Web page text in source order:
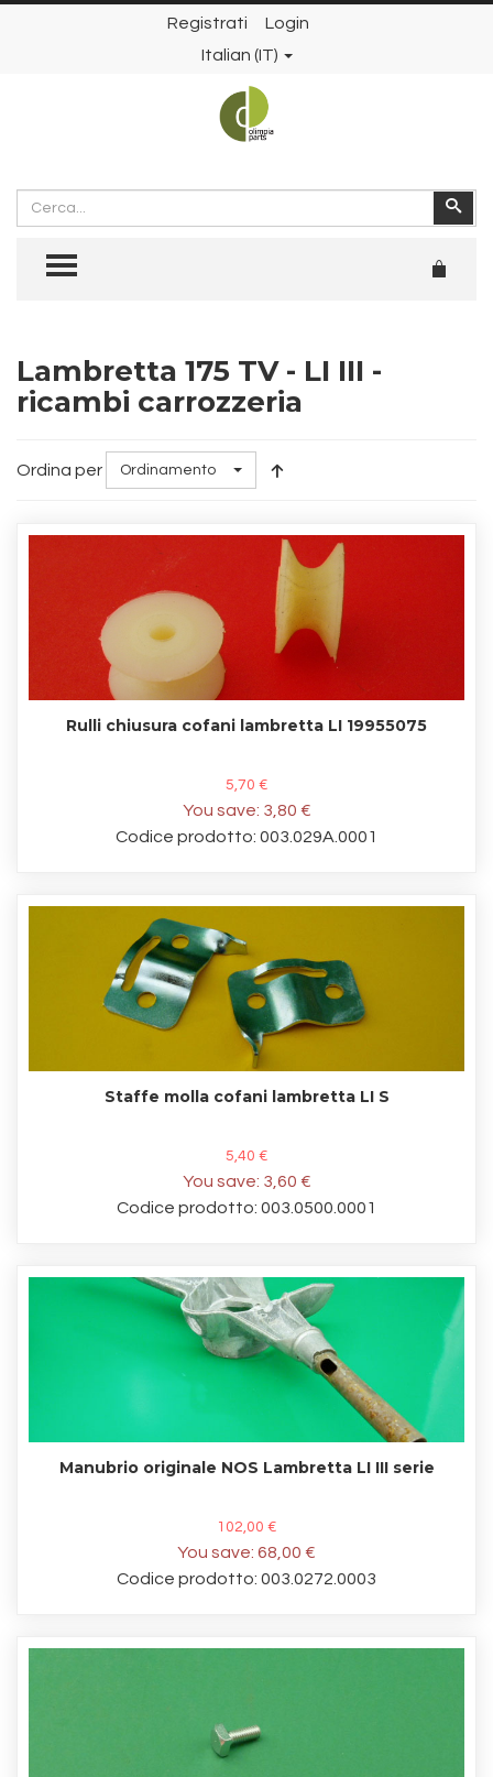
Registrati
Login
Italian (IT)
Cerca
TOGGLE MENU
Lambretta 175 TV - LI III -
ricambi carrozzeria
Ordina per Ordinamento
Rulli chiusura cofani lambretta LI 19955075
5,70 €
You save: 3,80 €
Codice prodotto: 003.029A.0001
Staffe molla cofani lambretta LI S
5,40 €
You save: 3,60 €
Codice prodotto: 003.0500.0001
Manubrio originale NOS Lambretta LI III serie
102,00 €
You save: 68,00 €
Codice prodotto: 003.0272.0003